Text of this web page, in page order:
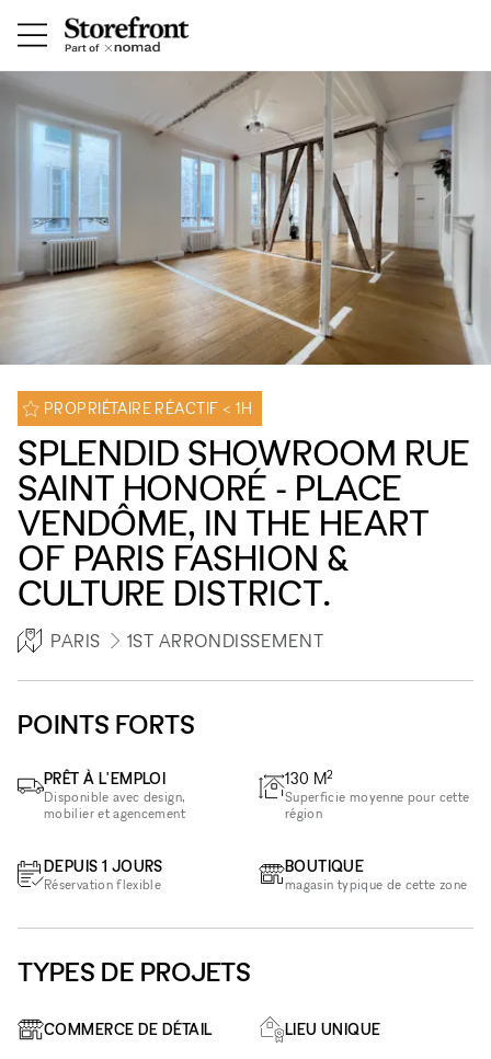
PROPRIÉTAIRE RÉACTIF < 1H
SPLENDID SHOWROOM RUE
SAINT HONORÉ - PLACE
VENDÔME, IN THE HEART
OF PARIS FASHION &
CULTURE DISTRICT.
PARIS 1ST ARRONDISSEMENT
POINTS FORTS
PRÊT À L'EMPLOI
Disponible avec design,
mobilier et agencement
DEPUIS 1 JOURS
Réservation flexible
130 M2
Superficie moyenne pour cette
région
BOUTIQUE
magasin typique de cette zone
TYPES DE PROJETS
COMMERCE DE DÉTAIL LIEU UNIQUE